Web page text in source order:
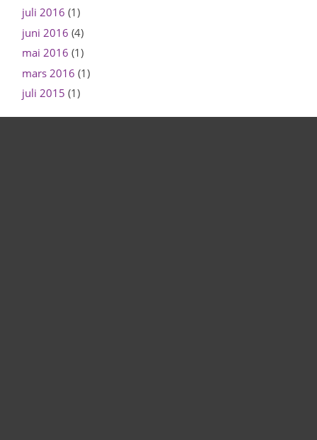
juli 2016 (1)
juni 2016 (4)
mai 2016 (1)
mars 2016 (1)
juli 2015 (1)